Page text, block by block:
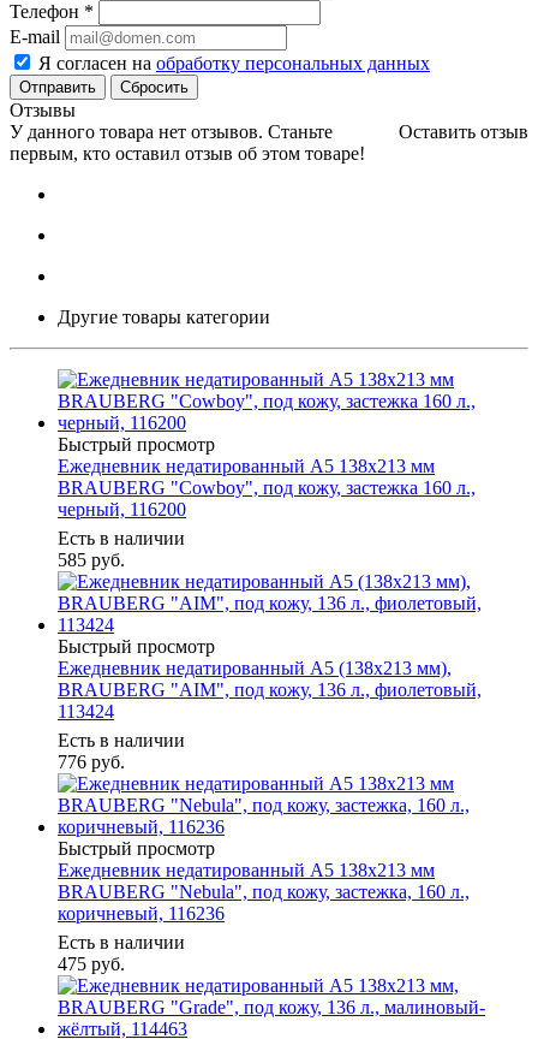
Телефон *
E-mail
Я согласен на обработку персональных данных
Сбросить
Отзывы
Оставить отзыв
У данного товара нет отзывов. Станьте
первым, кто оставил отзыв об этом товаре!
Другие товары категории
Быстрый просмотр
Ежедневник недатированный А5 138х213 мм
BRAUBERG "Cowboy", под кожу, застежка 160 л.,
черный, 116200
Есть в наличии
585 руб.
Быстрый просмотр
Ежедневник недатированный А5 (138х213 мм),
BRAUBERG "AIM", под кожу, 136 л., фиолетовый,
113424
Есть в наличии
776 руб.
Быстрый просмотр
Ежедневник недатированный А5 138х213 мм
BRAUBERG "Nebula", под кожу, застежка, 160 л.,
коричневый, 116236
Есть в наличии
475 руб.